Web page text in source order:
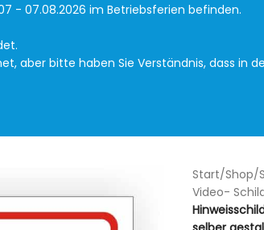
- 07.08.2026 im Betriebsferien befinden.
aber bitte haben Sie Verständnis, dass in
Start/Shop/
Video-